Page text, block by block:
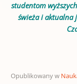
studentom
świeża i aktualna
Opublikowany w